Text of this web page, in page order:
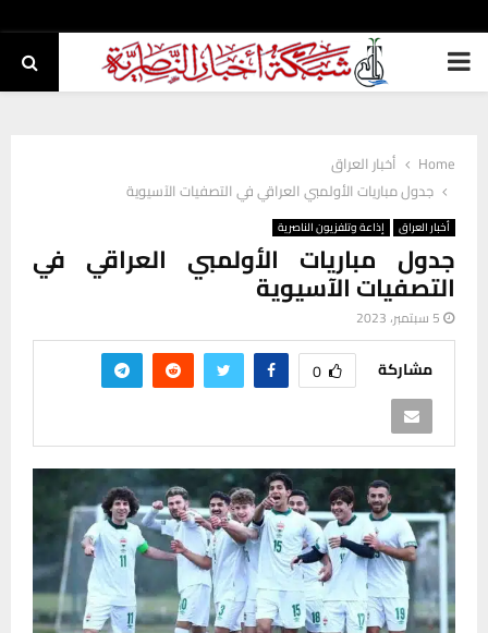
PRIMARY
Home
أخبار العراق
جدول مباريات الأولمبي العراقي في التصفيات الآسيوية
أخبار العراق إذاعة وتلفزيون الناصرية
جدول مباريات الأولمبي العراقي في
التصفيات الآسيوية
5 سبتمبر، 2023
مشاركة 0